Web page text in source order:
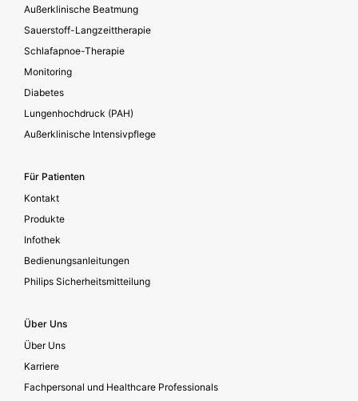
Außerklinische Beatmung
Sauerstoff-Langzeittherapie
Schlafapnoe-Therapie
Monitoring
Diabetes
Lungenhochdruck (PAH)
Außerklinische Intensivpflege
Für Patienten
Kontakt
Produkte
Infothek
Bedienungsanleitungen
Philips Sicherheitsmitteilung
Über Uns
Über Uns
Karriere
Fachpersonal und Healthcare Professionals